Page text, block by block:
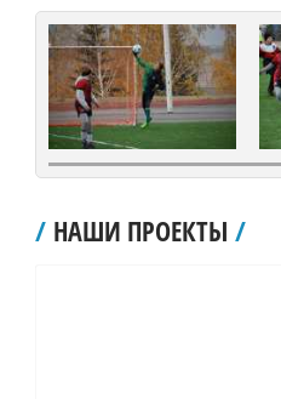
Scroll LeftScroll Right
/ НАШИ ПРОЕКТЫ /